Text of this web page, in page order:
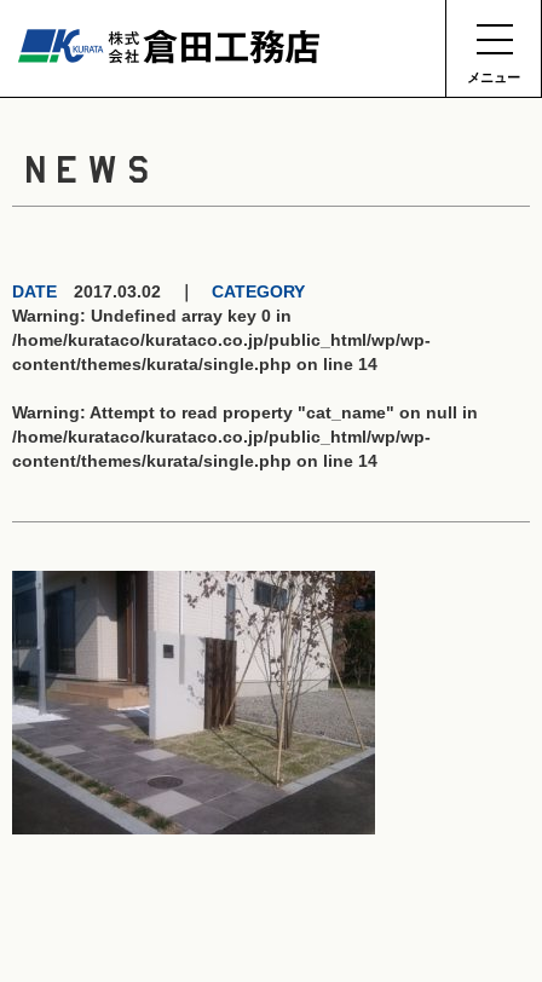
メニュー
NEWS
DATE 2017.03.02 ｜ CATEGORY
Warning: Undefined array key 0 in
/home/kurataco/kurataco.co.jp/public_html/wp/wp-
content/themes/kurata/single.php on line 14
Warning: Attempt to read property "cat_name" on null in
/home/kurataco/kurataco.co.jp/public_html/wp/wp-
content/themes/kurata/single.php on line 14